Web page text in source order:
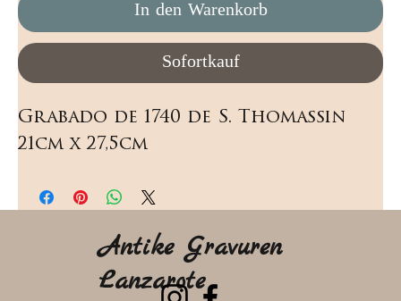
In den Warenkorb
Sofortkauf
Grabado de 1740 de S. Thomassin
21cm x 27,5cm
Antike Gravuren
Lanzarote